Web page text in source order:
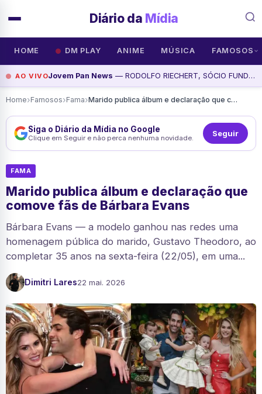
Diário da Mídia
HOME DM PLAY ANIME MÚSICA FAMOSOS
AO VIVOJovem Pan News — RODOLFO RIECHERT, SÓCIO FUNDADOR E CEO DO GRUPO GENIAL INVESTIMENTOS | SHOW BUSINESS, assista agora
Home›Famosos›Fama› Marido publica álbum e declaração que comove fãs de Bárbara Evans
Siga o Diário da Mídia no Google
Clique em Seguir e não perca nenhuma novidade. Seguir
FAMA
Marido publica álbum e declaração que
comove fãs de Bárbara Evans
Bárbara Evans — a modelo ganhou nas redes uma
homenagem pública do marido, Gustavo Theodoro, ao
completar 35 anos na sexta-feira (22/05), em uma...
Dimitri Lares22 mai. 2026